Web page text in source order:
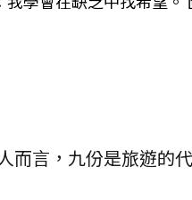
而言，九份是旅遊的